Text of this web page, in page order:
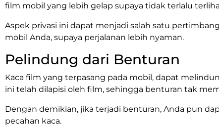
film mobil yang lebih gelap supaya tidak terlalu
Aspek privasi ini dapat menjadi salah satu
mobil Anda, supaya perjalanan lebih nyaman.
Pelindung dari Benturan
Kaca film yang terpasang pada mobil, dapat
ini telah dilapisi oleh film, sehingga benturan tak
Dengan demikian, jika terjadi benturan, Anda pun
pecahan kaca.